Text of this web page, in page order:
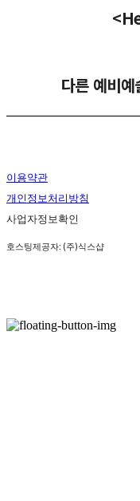
다른 예비
이용약관
개인정보처리방침
사업자정보확인
호스팅제공자: (주)식스샵